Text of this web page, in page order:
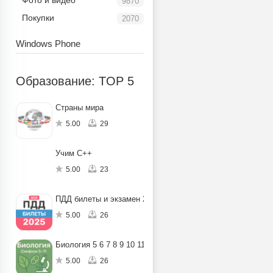
2070
Покупки
Windows Phone
Образование: TOP 5
Страны мира
5.00 29
Учим C++
5.00 23
ПДД билеты и экзамен 2025
5.00 26
Биология 5 6 7 8 9 10 11
5.00 26